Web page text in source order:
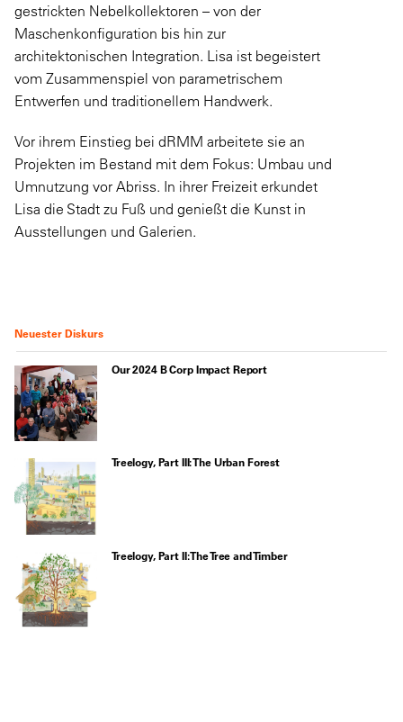
gestrickten Nebelkollektoren – von der
Maschenkonfiguration bis hin zur
architektonischen Integration. Lisa ist begeistert
vom Zusammenspiel von parametrischem
Entwerfen und traditionellem Handwerk.
Vor ihrem Einstieg bei dRMM arbeitete sie an
Projekten im Bestand mit dem Fokus: Umbau und
Umnutzung vor Abriss. In ihrer Freizeit erkundet
Lisa die Stadt zu Fuß und genießt die Kunst in
Ausstellungen und Galerien.
Neuester Diskurs
Our 2024 B Corp Impact Report
Treelogy, Part III: The Urban Forest
Treelogy, Part II: The Tree and Timber